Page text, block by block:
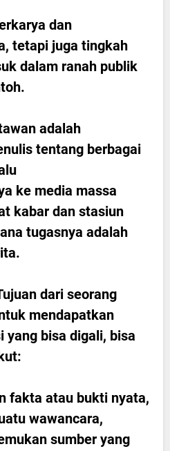
dan
tetapi juga tingkah
dalam ranah publik
adalah
tentang berbagai
ke media massa
kabar dan stasiun
tugasnya adalah
dari seorang
mendapatkan
yang bisa digali, bisa
fakta atau bukti nyata,
wawancara,
sumber yang